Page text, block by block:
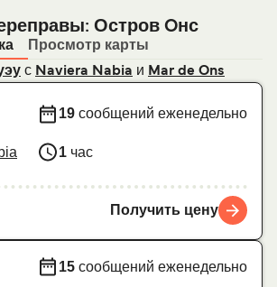
Остров Oнс
Просмотр карты
с Naviera Nabia и Mar de Ons
19 сообщений еженедельно
1 час
Получить цену
15 сообщений еженедельно